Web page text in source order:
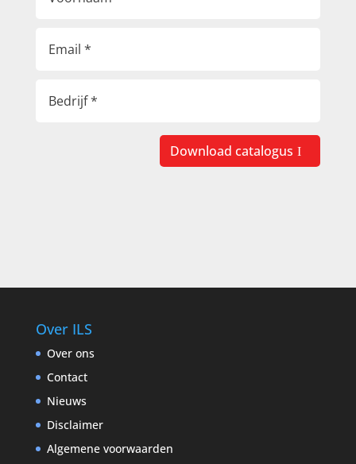
Download catalogus
Over ILS
Over ons
Contact
Nieuws
Disclaimer
Algemene voorwaarden